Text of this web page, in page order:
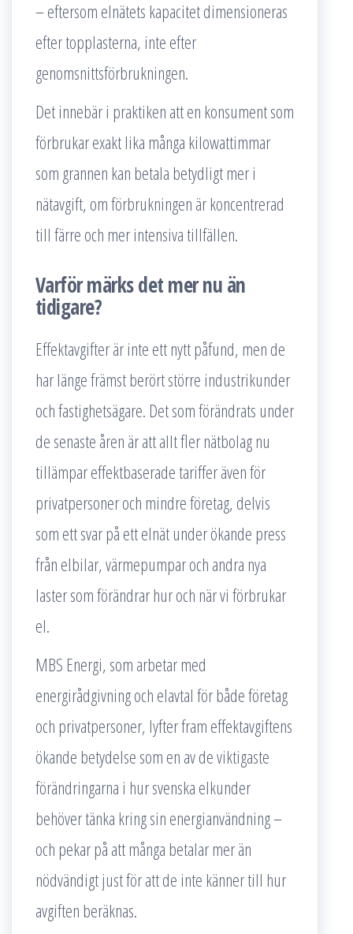
– eftersom elnätets kapacitet dimensioneras
efter topplasterna, inte efter
genomsnittsförbrukningen.
Det innebär i praktiken att en konsument som
förbrukar exakt lika många kilowattimmar
som grannen kan betala betydligt mer i
nätavgift, om förbrukningen är koncentrerad
till färre och mer intensiva tillfällen.
Varför märks det mer nu än
tidigare?
Effektavgifter är inte ett nytt påfund, men de
har länge främst berört större industrikunder
och fastighetsägare. Det som förändrats under
de senaste åren är att allt fler nätbolag nu
tillämpar effektbaserade tariffer även för
privatpersoner och mindre företag, delvis
som ett svar på ett elnät under ökande press
från elbilar, värmepumpar och andra nya
laster som förändrar hur och när vi förbrukar
el.
MBS Energi, som arbetar med
energirådgivning och elavtal för både företag
och privatpersoner, lyfter fram effektavgiftens
ökande betydelse som en av de viktigaste
förändringarna i hur svenska elkunder
behöver tänka kring sin energianvändning –
och pekar på att många betalar mer än
nödvändigt just för att de inte känner till hur
avgiften beräknas.